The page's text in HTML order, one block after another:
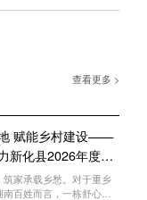
查看更多 >
赋能乡村建设——
新化县2026年度乡
训
筑家承载乡愁。对于重乡
百姓而言，一栋舒心牢